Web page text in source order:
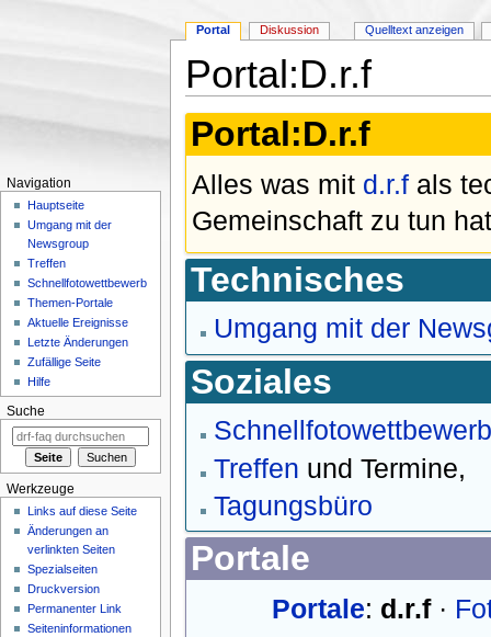
Portal:D.r.f
Portal:D.r.f
Alles was mit d.r.fals
Gemeinschaft zu tun
Technisches
Umgang mit der
Soziales
Schnellfotowettbewerb
Treffen und Termine,
Tagungsbüro
Portale
Portale: d.r.f·
Portal Diskussion Quelltext anzeigen
Navigation
Hauptseite
Umgang mit der
Newsgroup
Treffen
Schnellfotowettbewerb
Themen-Portale
Aktuelle Ereignisse
Letzte Änderungen
Zufällige Seite
Hilfe
Suche
Werkzeuge
Links auf diese Seite
Änderungen an
verlinkten Seiten
Spezialseiten
Druckversion
Permanenter Link
Seiten­informationen